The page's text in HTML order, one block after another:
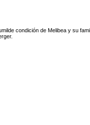
condición de Melibea y su